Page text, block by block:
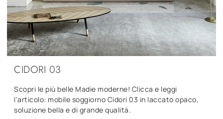
CIDORI 03
Scopri le più belle Madie moderne! Clicca e leggi
l'articolo: mobile soggiorno Cidori 03 in laccato opaco,
soluzione bella e di grande qualità.